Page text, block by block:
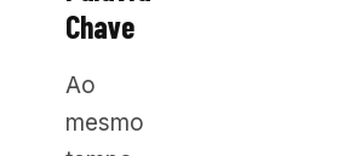
Chave
Ao
mesmo